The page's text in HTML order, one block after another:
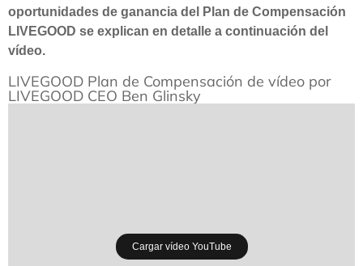
oportunidades de ganancia del Plan de Compensación
LIVEGOOD se explican en detalle a continuación del
vídeo.
LIVEGOOD Plan de Compensación de vídeo por
LIVEGOOD CEO Ben Glinsky
Cargar vídeo YouTube